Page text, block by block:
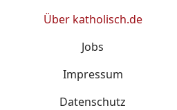
Über katholisch.de
Jobs
Impressum
Datenschutz